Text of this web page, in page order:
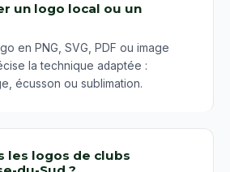
un logo local ou un
en PNG, SVG, PDF ou image
la technique adaptée :
écusson ou sublimation.
les logos de clubs